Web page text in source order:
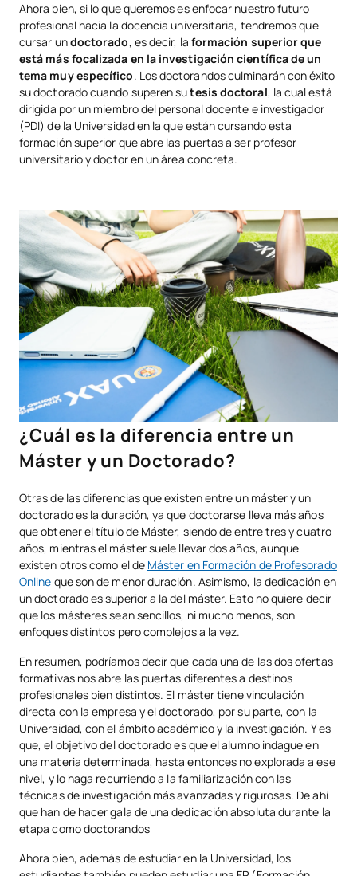
Ahora bien, si lo que queremos es enfocar nuestro futuro
profesional hacia la docencia universitaria, tendremos que
cursar undoctorado, es decir, la formación superior que
está más focalizada en la investigación científica de un
tema muy específico. Los doctorandos culminarán con éxito
su doctorado cuando superen sutesis doctoral, la cual está
dirigida por un miembro del personal docente e investigador
(PDI) de la Universidad en la que están cursando esta
formación superior que abre las puertas a ser profesor
universitario y doctor en un área concreta.
¿Cuál es la diferencia entre un
Máster y un Doctorado?
Otras de las diferencias que existen entre un máster y un
doctorado es la duración, ya que doctorarse lleva más años
que obtener el título de Máster, siendo de entre tres y cuatro
años, mientras el máster suele llevar dos años, aunque
existen otros como el de Máster en Formación de Profesorado
Online que son de menor duración. Asimismo, la dedicación en
un doctorado es superior a la del máster. Esto no quiere decir
que los másteres sean sencillos, ni mucho menos, son
enfoques distintos pero complejos a la vez.
En resumen, podríamos decir que cada una de las dos ofertas
formativas nos abre las puertas diferentes a destinos
profesionales bien distintos. El máster tiene vinculación
directa con la empresa y el doctorado, por su parte, con la
Universidad, con el ámbito académico y la investigación. Y es
que, el objetivo del doctorado es que el alumno indague en
una materia determinada, hasta entonces no explorada a ese
nivel, y lo haga recurriendo a la familiarización con las
técnicas de investigación más avanzadas y rigurosas. De ahí
que han de hacer gala de una dedicación absoluta durante la
etapa como doctorandos
Ahora bien, además de estudiar en la Universidad, los